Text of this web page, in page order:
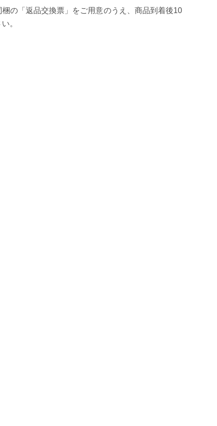
の「返品交換票」をご用意のうえ、商品到着後10
。